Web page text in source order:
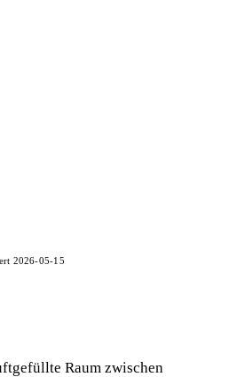
2026-05-15
Raum zwischen